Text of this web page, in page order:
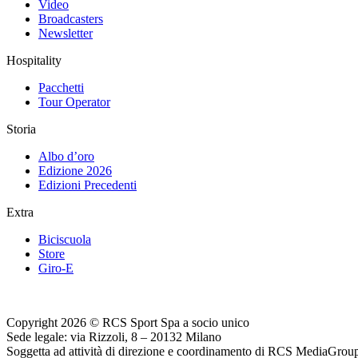
Video
Broadcasters
Newsletter
Hospitality
Pacchetti
Tour Operator
Storia
Albo d’oro
Edizione 2026
Edizioni Precedenti
Extra
Biciscuola
Store
Giro-E
Copyright 2026 © RCS Sport Spa a socio unico
Sede legale: via Rizzoli, 8 – 20132 Milano
Soggetta ad attività di direzione e coordinamento di RCS